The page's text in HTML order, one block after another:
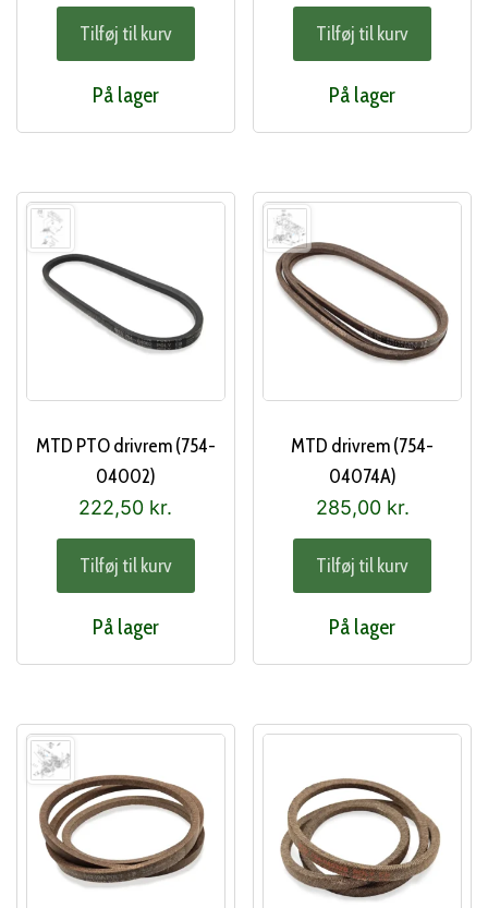
Tilføj til kurv
På lager
Tilføj til kurv
På lager
MTD PTO drivrem (754-
04002)
222,50 kr.
Tilføj til kurv
På lager
MTD drivrem (754-
04074A)
285,00 kr.
Tilføj til kurv
På lager